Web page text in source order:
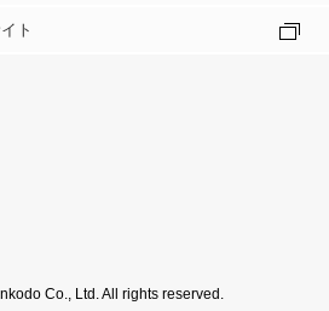
ト
Co., Ltd. All rights reserved.